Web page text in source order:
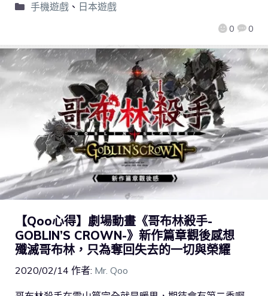
0 0
手機遊戲、 日本遊戲
【Qoo心得】劇場動畫《哥布林殺手-
GOBLIN’S CROWN-》新作篇章觀後感想
殲滅哥布林，只為奪回失去的一切與榮耀
2020/02/14 作者: Mr. Qoo